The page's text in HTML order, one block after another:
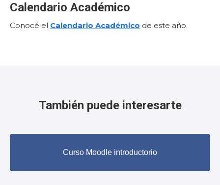
Calendario Académico
Conocé el Calendario Académico de este año.
También puede interesarte
Curso Moodle introductorio